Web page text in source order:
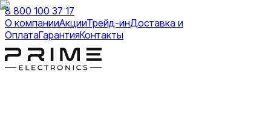
8 800 100 37 17
О компанииАкцииТрейд-инДоставка и
ОплатаГарантияКонтакты